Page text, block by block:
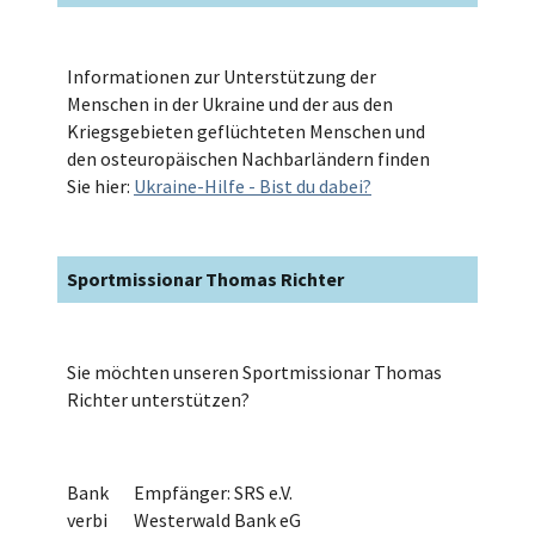
Informationen zur Unterstützung der
Menschen in der Ukraine und der aus den
Kriegsgebieten geflüchteten Menschen und
den osteuropäischen Nachbarländern finden
Sie hier: Ukraine-Hilfe - Bist du dabei?
Sportmissionar Thomas Richter
Sie möchten unseren Sportmissionar Thomas
Richter unterstützen?
Bank
verbi
Empfänger: SRS e.V.
Westerwald Bank eG